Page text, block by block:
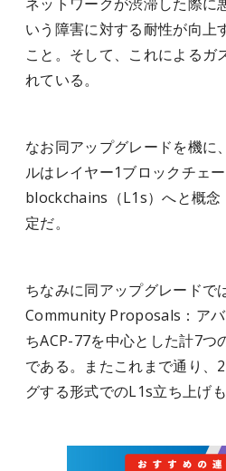
いう障害に対する耐性が向上
こと。そして、これによるガ
れている。
なお同アップグレードを機に
ルはレイヤー1ブロックチェ
blockchains（L1s）へと概念
定だ。
ちなみに同アップグレードで
Community Proposals：アバ
ちACP-77を中心とした計7つ
である。またこれまで通り、
グする形式でのL1s立ち上げ